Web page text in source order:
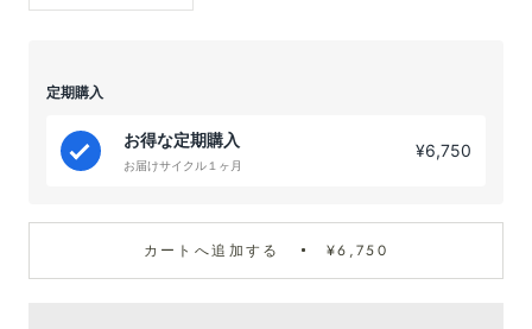
定期購入
お得な定期購入
お届けサイクル１ヶ月
¥6,750
カートへ追加する ¥6,750